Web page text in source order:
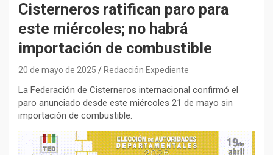
Cisterneros ratifican paro para
este miércoles; no habrá
importación de combustible
20 de mayo de 2025 Redacción Expediente
La Federación de Cisterneros internacional confirmó el
paro anunciado desde este miércoles 21 de mayo sin
importación de combustible.